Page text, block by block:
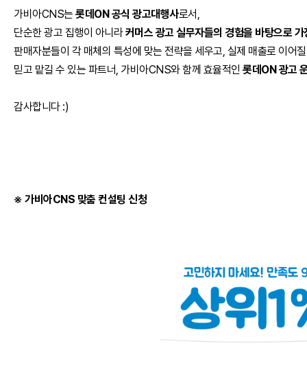
가비아CNS는 롯데ON 공식 광고대행사로서,
단순한 광고 집행이 아니라커머스 광고 실무자들의 경험을 바탕으로
판매자분들이 각 매체의 특성에 맞는 전략을 세우고, 실제 매출로 이어
믿고 맡길 수 있는 파트너, 가비아CNS와 함께 효율적인 롯데ON 광고
감사합니다 :)
※ 가비아CNS 맞춤 컨설팅 신청